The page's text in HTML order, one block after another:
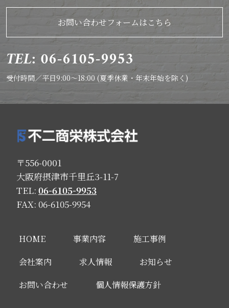
お問い合わせフォームはこちら
TEL: 06-6105-9953
受付時間／平日9:00～18:00 (夏季休業・年末年始を除く)
〒556-0001
大阪府摂津市千里丘3-11-7
TEL: 06-6105-9953
FAX: 06-6105-9954
HOME 事業内容
施工事例
会社案内
求人情報
お知らせ
お問い合わせ
個人情報保護方針